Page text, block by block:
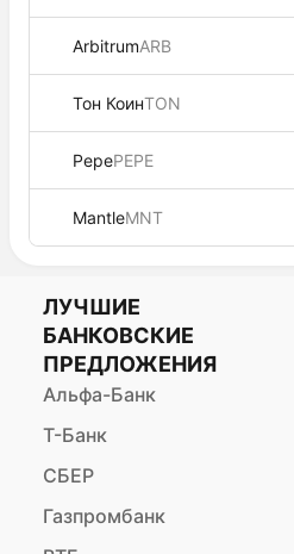
ArbitrumARB
Тон КоинTON
PepePEPE
MantleMNT
ЛУЧШИЕ
БАНКОВСКИЕ
ПРЕДЛОЖЕНИЯ
Альфа-Банк
Т-Банк
СБЕР
Газпромбанк